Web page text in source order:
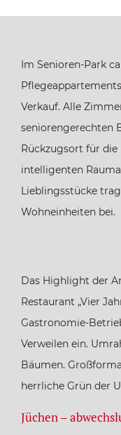
Im Senioren-Park
Verkauf. Alle
seniorengerechten
Rückzugsort für
intelligenten
Lieblingsstücke
Wohneinheiten bei.
Das Highlight der
Restaurant „Vier
Gastronomie-
Verweilen ein.
Bäumen.
herrliche Grün der
Jüchen –